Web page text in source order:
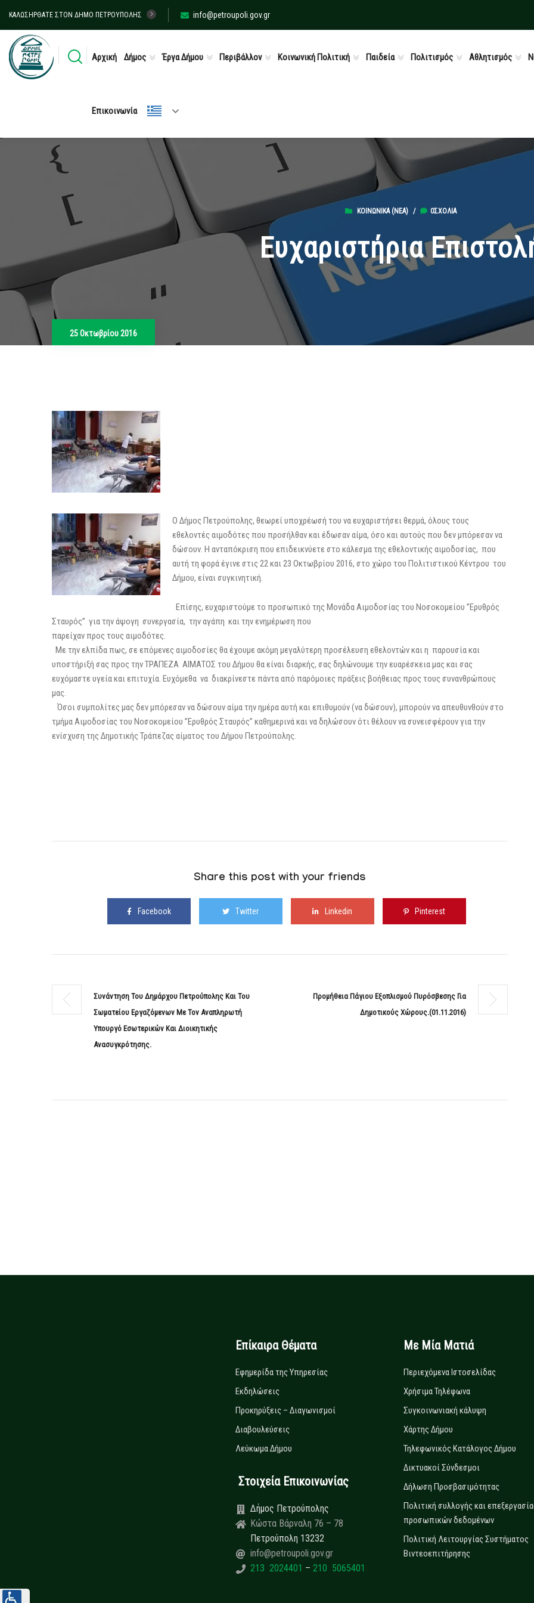
ΚΑΛΩΣΉΡΘΑΤΕ ΣΤΟΝ ΔΉΜΟ ΠΕΤΡΟΎΠΟΛΗΣ info@petroupoli.gov.gr
Αρχική Δήμος Έργα Δήμου Περιβάλλον Κοινωνική Πολιτική Παιδεία Πολιτισμός Αθλητισμός
Επικοινωνία
ΚΟΙΝΩΝΙΚΆ (ΝΕΑ)/ 0ΣΧΌΛΙΑ
Ευχαριστήρια
25 Οκτωβρίου 2016
Ο Δήμος Πετρούπολης, θεωρεί υποχρέωσή του να ευχαριστήσει θερμά, όλους τους
εθελοντές αιμοδότες που προσήλθαν και έδωσαν αίμα, όσο και αυτούς που δεν μπόρεσαν να
δώσουν. Η ανταπόκριση που επιδεικνύετε στο κάλεσμα της εθελοντικής αιμοδοσίας, που
αυτή τη φορά έγινε στις 22 και 23 Οκτωβρίου 2016, στο χώρο του Πολιτιστικού Κέντρου του
Δήμου, είναι συγκινητική.
Επίσης, ευχαριστούμε το προσωπικό της Μονάδα Αιμοδοσίας του Νοσοκομείου ”Ερυθρός
Σταυρός” για την άψογη συνεργασία, την αγάπη και την ενημέρωση που
παρείχαν προς τους αιμοδότες.
Με την ελπίδα πως, σε επόμενες αιμοδοσίες θα έχουμε ακόμη μεγαλύτερη προσέλευση εθελοντών και η παρουσία και
υποστήριξή σας προς την ΤΡΑΠΕΖΑ ΑΙΜΑΤΟΣ του Δήμου θα είναι διαρκής, σας δηλώνουμε την ευαρέσκεια μας και σας
ευχόμαστε υγεία και επιτυχία. Ευχόμεθα να διακρίνεστε πάντα από παρόμοιες πράξεις βοήθειας προς τους συνανθρώπους
μας.
Όσοι συμπολίτες μας δεν μπόρεσαν να δώσουν αίμα την ημέρα αυτή και επιθυμούν (να δώσουν), μπορούν να απευθυνθούν στο
τμήμα Αιμοδοσίας του Νοσοκομείου ”Ερυθρός Σταυρός” καθημερινά και να δηλώσουν ότι θέλουν να συνεισφέρουν για την
ενίσχυση της Δημοτικής Τράπεζας αίματος του Δήμου Πετρούπολης.
Share this post with your friends
Facebook Twitter Linkedin Pinterest
Συνάντηση Του Δημάρχου Πετρούπολης Και Του
Σωματείου Εργαζόμενων Με Τον Αναπληρωτή
Υπουργό Εσωτερικών Και Διοικητικής
Ανασυγκρότησης.
Προμήθεια Πάγιου Εξοπλισμού Πυρόσβεσης Για
Δημοτικούς Χώρους.(01.11.2016)
Επίκαιρα Θέματα
Εφημερίδα της Υπηρεσίας
Εκδηλώσεις
Προκηρύξεις – Διαγωνισμοί
Διαβουλεύσεις
Λεύκωμα Δήμου
Στοιχεία Επικοινωνίας
Δήμος Πετρούπολης
Κώστα Βάρναλη 76 – 78
Πετρούπολη 13232
info@petroupoli.gov.gr
213 2024401 – 210 5065401
Με Μία Ματιά
Περιεχόμενα Ιστοσελίδας
Χρήσιμα Τηλέφωνα
Συγκοινωνιακή κάλυψη
Χάρτης Δήμου
Τηλεφωνικός Κατάλογος Δήμου
Δικτυακοί Σύνδεσμοι
Δήλωση Προσβασιμότητας
Πολιτική συλλογής και
προσωπικών δεδομένων
Πολιτική Λειτουργίας Συστήματος
Βιντεοεπιτήρησης